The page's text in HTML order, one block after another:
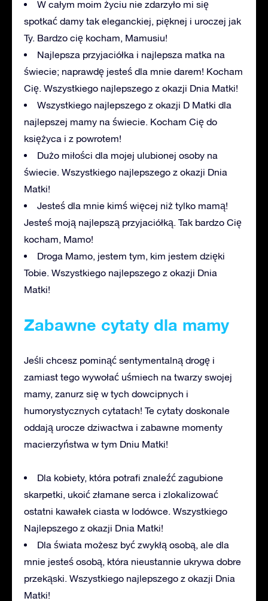
W całym moim życiu nie zdarzyło mi się
spotkać damy tak eleganckiej, pięknej i uroczej jak
Ty. Bardzo cię kocham, Mamusiu!
Najlepsza przyjaciółka i najlepsza matka na
świecie; naprawdę jesteś dla mnie darem! Kocham
Cię. Wszystkiego najlepszego z okazji Dnia Matki!
Wszystkiego najlepszego z okazji D Matki dla
najlepszej mamy na świecie. Kocham Cię do
księżyca i z powrotem!
Dużo miłości dla mojej ulubionej osoby na
świecie. Wszystkiego najlepszego z okazji Dnia
Matki!
Jesteś dla mnie kimś więcej niż tylko mamą!
Jesteś moją najlepszą przyjaciółką. Tak bardzo Cię
kocham, Mamo!
Droga Mamo, jestem tym, kim jestem dzięki
Tobie. Wszystkiego najlepszego z okazji Dnia
Matki!
Zabawne cytaty dla mamy
Jeśli chcesz pominąć sentymentalną drogę i
zamiast tego wywołać uśmiech na twarzy swojej
mamy, zanurz się w tych dowcipnych i
humorystycznych cytatach! Te cytaty doskonale
oddają urocze dziwactwa i zabawne momenty
macierzyństwa w tym Dniu Matki!
Dla kobiety, która potrafi znaleźć zagubione
skarpetki, ukoić złamane serca i zlokalizować
ostatni kawałek ciasta w lodówce. Wszystkiego
Najlepszego z okazji Dnia Matki!
Dla świata możesz być zwykłą osobą, ale dla
mnie jesteś osobą, która nieustannie ukrywa dobre
przekąski. Wszystkiego najlepszego z okazji Dnia
Matki!